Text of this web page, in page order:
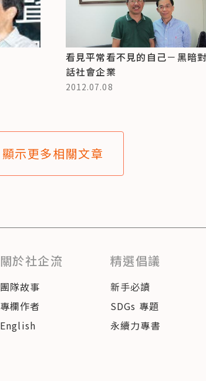
看見平常看不見的自己－黑暗對
話社會企業
2012.07.08
顯示更多相關文章
關於社企流
團隊故事
專欄作者
English
精選倡議
新手必讀
SDGs 專題
永續力專書